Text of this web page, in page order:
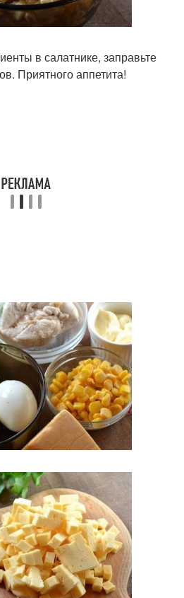
в салатнике, заправьте
Приятного аппетита!